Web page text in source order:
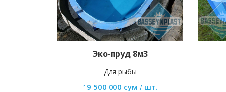
Эко-пруд 8м3
Для рыбы
19 500 000 сум / шт.